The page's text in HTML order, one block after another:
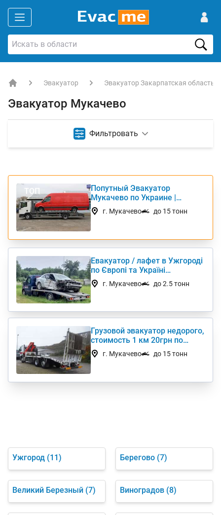
Эвакуатор Эвакуатор Закарпатская область
Эвакуатор Мукачево
Фильтровать
ТОП
Попутный Эвакуатор
Мукачево по Украине |
Автотранс Интернешнл
г. Мукачево до 15 тонн
Евакуатор / лафет в Ужгороді
по Європі та Україні
цілодобово 0-24
г. Мукачево до 2.5 тонн
Грузовой эвакуатор недорого,
стоимость 1 км 20грн по
Украине
г. Мукачево до 15 тонн
Ужгород (11) Берегово (7)
Великий Березный (7) Виноградов (8)